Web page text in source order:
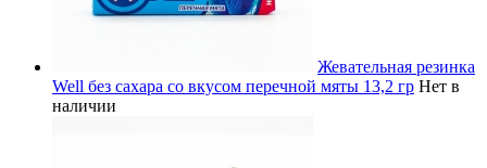
Жевательная резинка
Well без сахара со вкусом перечной мяты 13,2 гр Нет в
наличии